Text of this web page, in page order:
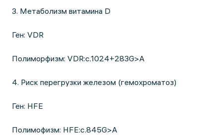
3. Метаболизм витамина D
Ген: VDR
Полиморфизм: VDR:c.1024+283G>A
4. Риск перегрузки железом (гемохроматоз)
Ген: HFE
Полимофизм: HFE:c.845G>A